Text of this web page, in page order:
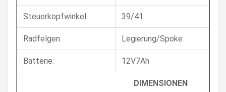
Steuerkopfwinkel: 39/41
Radfelgen Legierung/Spoke
Batterie: 12V7Ah
DIMENSIONEN